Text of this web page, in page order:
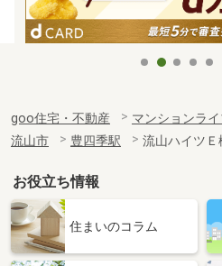
goo住宅・不動産 マンションラ
流山市
豊四季駅 流山ハイツＥ
お役立ち情報
住まいのコラム